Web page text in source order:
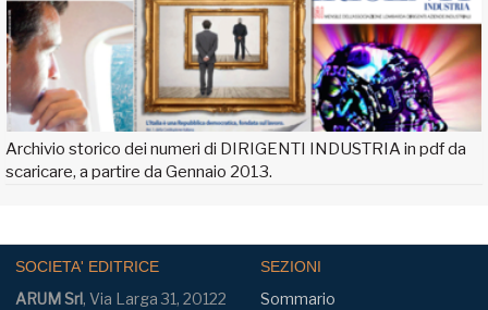
Archivio storico dei numeri di DIRIGENTI INDUSTRIA in pdf da
scaricare, a partire da Gennaio 2013.
SOCIETA' EDITRICE
ARUM Srl, Via Larga 31, 20122
SEZIONI
Sommario